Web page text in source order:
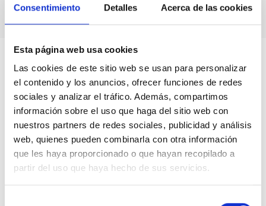
Consentimiento Detalles Acerca de las cookies
Esta página web usa cookies
Las cookies de este sitio web se usan para personalizar
el contenido y los anuncios, ofrecer funciones de redes
sociales y analizar el tráfico. Además, compartimos
información sobre el uso que haga del sitio web con
nuestros partners de redes sociales, publicidad y análisis
web, quienes pueden combinarla con otra información
que les haya proporcionado o que hayan recopilado a
partir del uso que haya hecho de sus servicios.